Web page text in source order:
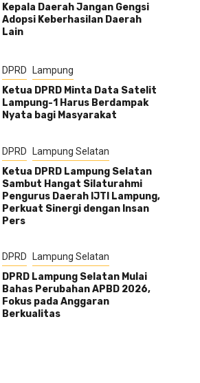
Kepala Daerah Jangan Gengsi
Adopsi Keberhasilan Daerah
Lain
DPRD Lampung
Ketua DPRD Minta Data Satelit
Lampung-1 Harus Berdampak
Nyata bagi Masyarakat
DPRD Lampung Selatan
Ketua DPRD Lampung Selatan
Sambut Hangat Silaturahmi
Pengurus Daerah IJTI Lampung,
Perkuat Sinergi dengan Insan
Pers
DPRD Lampung Selatan
DPRD Lampung Selatan Mulai
Bahas Perubahan APBD 2026,
Fokus pada Anggaran
Berkualitas